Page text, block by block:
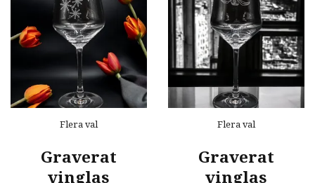
Flera val
Graverat
vinglas
Flera val
Graverat
vinglas